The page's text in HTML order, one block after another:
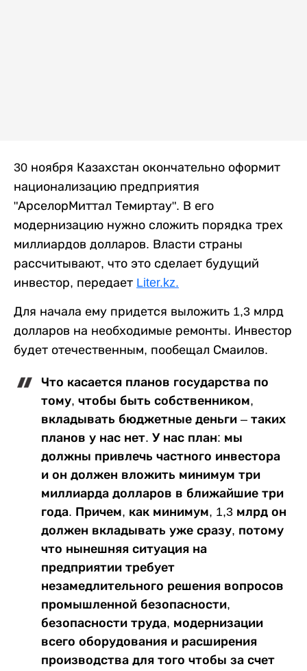
30 ноября Казахстан окончательно оформит
национализацию предприятия
"АрселорМиттал Темиртау". В его
модернизацию нужно сложить порядка трех
миллиардов долларов. Власти страны
рассчитывают, что это сделает будущий
инвестор, передает Liter.kz.
Для начала ему придется выложить 1,3 млрд
долларов на необходимые ремонты. Инвестор
будет отечественным, пообещал Смаилов.
Что касается планов государства по
тому, чтобы быть собственником,
вкладывать бюджетные деньги – таких
планов у нас нет. У нас план: мы
должны привлечь частного инвестора
и он должен вложить минимум три
миллиарда долларов в ближайшие три
года. Причем, как минимум, 1,3 млрд он
должен вкладывать уже сразу, потому
что нынешняя ситуация на
предприятии требует
незамедлительного решения вопросов
промышленной безопасности,
безопасности труда, модернизации
всего оборудования и расширения
производства для того чтобы за счет